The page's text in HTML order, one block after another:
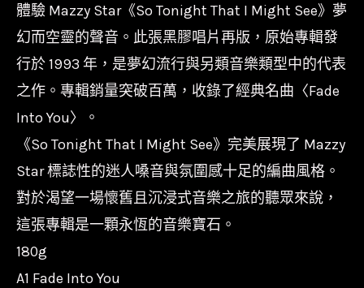
-
也
許
今
晚
能
看
見
So
To
That
體驗 Mazzy Star《So Tonight That I Might See》夢
幻而空靈的聲音。此張黑膠唱片再版，原始專輯發
行於 1993 年，是夢幻流行與另類音樂類型中的代表
之作。專輯銷量突破百萬，收錄了經典名曲〈Fade
Into You〉。
《So Tonight That I Might See》完美展現了 Mazzy
Star 標誌性的迷人嗓音與氛圍感十足的編曲風格。
對於渴望一場懷舊且沉浸式音樂之旅的聽眾來說，
這張專輯是一顆永恆的音樂寶石。
180g
A1 Fade Into You